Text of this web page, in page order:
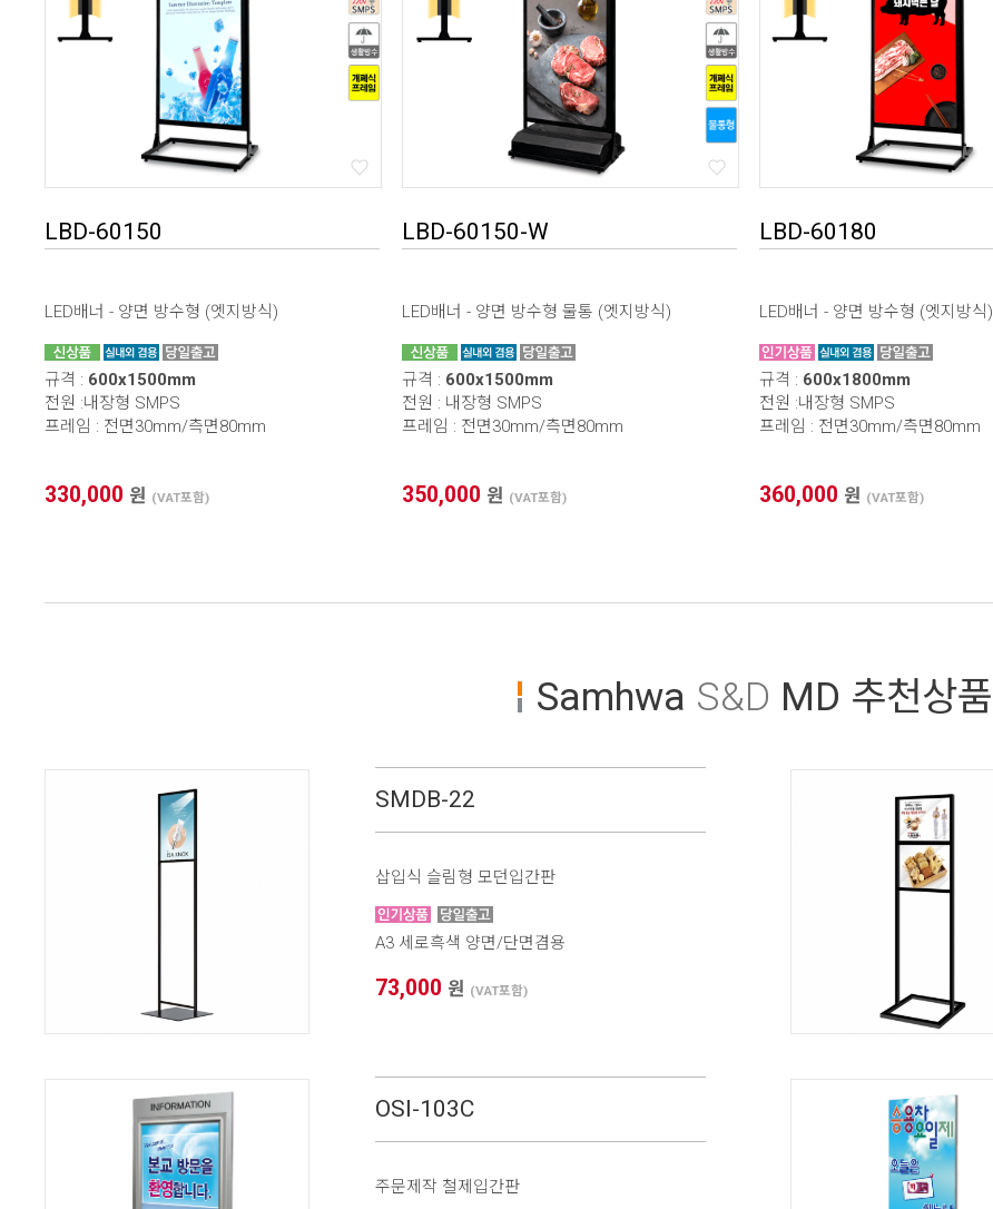
* 프레임 외곽 사이즈를 기입하면 [이미지 및 보이는 화면 사이즈] 자동으
로 계산됩니다.
LBD-60150
LED배너 - 양면 방수형 (엣지방식)
규격 : 600x1500mm
전원 :내장형 SMPS
프레임 : 전면30mm/측면80mm
330,000 원 (VAT포함)
LBD-60150-W
LED배너 - 양면 방수형 물통 (엣지방식)
규격 : 600x1500mm
전원 : 내장형 SMPS
프레임 : 전면30mm/측면80mm
350,000 원 (VAT포함)
LBD-60180
LED배너 - 양면 방수형 (엣지방식)
규격 : 600x1800mm
전원 :내장형 SMPS
프레임 : 전면30mm/측면80mm
360,000 원 (VAT포함)
Samhwa S&D MD 추천상품
SMDB-22
삽입식 슬림형 모던입간판
A3 세로흑색 양면/단면겸용
73,000 원 (VAT포함)
OSI-103C
주문제작 철제입간판